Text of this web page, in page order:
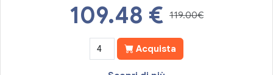
109.48 € 119.00€
Acquista